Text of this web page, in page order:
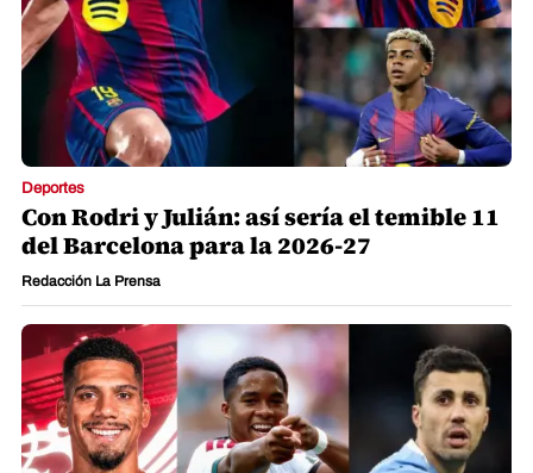
Deportes
Con Rodri y Julián: así sería el temible 11
del Barcelona para la 2026-27
Redacción La Prensa